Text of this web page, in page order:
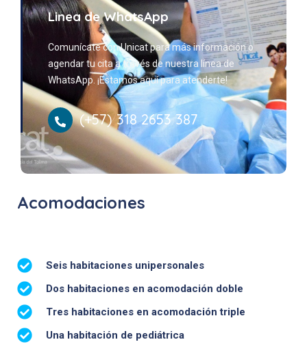
Linea de WhatsApp
Comunícate con Unicat para más información o
agendar tu cita a través de nuestra línea de
WhatsApp. ¡Estamos aquí para atenderte!
(+57) 318 2653 387
Acomodaciones
Seis habitaciones unipersonales
Dos habitaciones en acomodación doble
Tres habitaciones en acomodación triple
Una habitación de pediátrica